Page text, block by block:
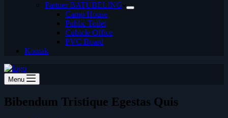
Partner BATUBELING
Camp House
Public Toilet
Cubicle Office
PVC Board
Kontak
Menu
Bibendum Tristique Egestas Quis